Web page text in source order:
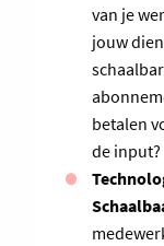
van je
jouw
betalen
de input?